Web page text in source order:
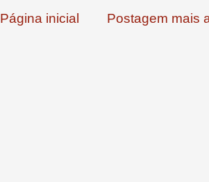
Postagem mais
Página inicial